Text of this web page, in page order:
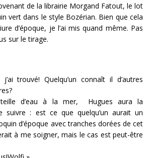
de la librairie Morgand Fatout, le lot
vert dans le style Bozérian. Bien que cela
d’époque, je l’ai mis quand même. Pas
sur le tirage.
trouvé! Quelqu’un connaît il d’autres
d’eau à la mer, Hugues aura la
suivre : est ce que quelqu’un aurait un
d’époque avec tranches dorées de cet
à me soigner, mais le cas est peut-être